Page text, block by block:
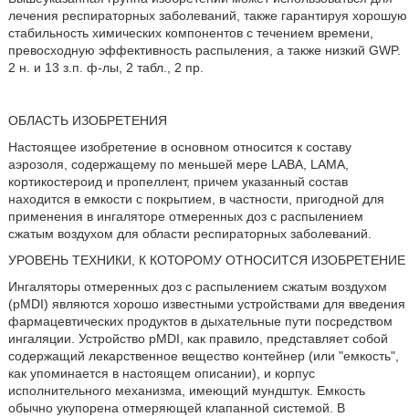
лечения респираторных заболеваний, также гарантируя хорошую
стабильность химических компонентов с течением времени,
превосходную эффективность распыления, а также низкий GWP.
2 н. и 13 з.п. ф-лы, 2 табл., 2 пр.
ОБЛАСТЬ ИЗОБРЕТЕНИЯ
Настоящее изобретение в основном относится к составу
аэрозоля, содержащему по меньшей мере LABA, LAMA,
кортикостероид и пропеллент, причем указанный состав
находится в емкости с покрытием, в частности, пригодной для
применения в ингаляторе отмеренных доз с распылением
сжатым воздухом для области респираторных заболеваний.
УРОВЕНЬ ТЕХНИКИ, К КОТОРОМУ ОТНОСИТСЯ ИЗОБРЕТЕНИЕ
Ингаляторы отмеренных доз с распылением сжатым воздухом
(pMDI) являются хорошо известными устройствами для введения
фармацевтических продуктов в дыхательные пути посредством
ингаляции. Устройство pMDI, как правило, представляет собой
содержащий лекарственное вещество контейнер (или "емкость",
как упоминается в настоящем описании), и корпус
исполнительного механизма, имеющий мундштук. Емкость
обычно укупорена отмеряющей клапанной системой. В